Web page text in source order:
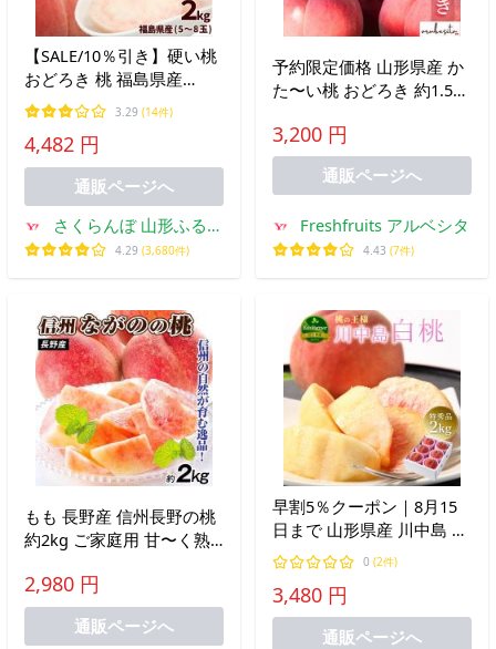
【SALE/10％引き】硬い桃
おどろき 桃 福島県産
2kg（5〜8玉） 秀品 パリ
パリ 白桃 固い桃 ギフト
お中元 フルーツ momo
3.29 (14件)
4,482 円
通販ページへ
さくらんぼ 山形ふるさ
と食品館
4.29 (3,680件)
予約限定価格 山形県産 か
た〜い桃 おどろき 約1.5kg
頃〜 白桃 桃 かたい 硬い
桃
3,200 円
通販ページへ
Freshfruits アルベシタ
4.43 (7件)
もも 長野産 信州長野の桃
約2kg ご家庭用 甘〜く熟
肉が緻密でジュ−シー 送料
無料 食品
2,980 円
通販ページへ
早割5％クーポン｜8月15
日まで 山形県産 川中島 白
桃 桃 2kg 5〜10個 特秀品
産地直送 果物 フルーツ ギ
フト 贈答品 お中元 8月下
旬からお届け mm-kt
0 (2件)
3,480 円
通販ページへ